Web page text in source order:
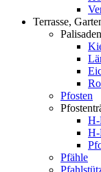
Terrasse,
Palisaden
Pfosten
H-
H-
Pfähle